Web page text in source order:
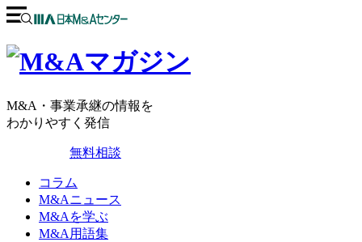
M&A・事業承継の情報を
わかりやすく発信
無料相談
コラム
M&Aニュース
M&Aを学ぶ
M&A用語集